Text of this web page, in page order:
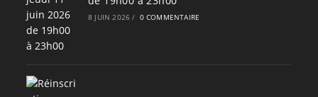
8 JUIN 2026 / 0 COMMENTAIRE